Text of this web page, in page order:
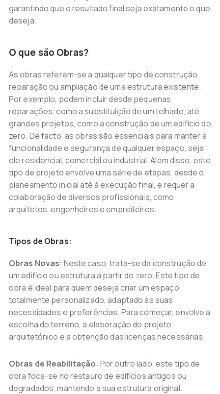
garantindo que o resultado final seja exatamente o que
deseja.
O que são Obras?
As obras referem-se a qualquer tipo de construção,
reparação ou ampliação de uma estrutura existente.
Por exemplo, podem incluir desde pequenas
reparações, como a substituição de um telhado, até
grandes projetos, como a construção de um edifício do
zero. De facto, as obras são essenciais para manter a
funcionalidade e segurança de qualquer espaço, seja
ele residencial, comercial ou industrial. Além disso, este
tipo de projeto envolve uma série de etapas, desde o
planeamento inicial até à execução final, e requer a
colaboração de diversos profissionais, como
arquitetos, engenheiros e empreiteiros.
Tipos de Obras:
Obras Novas: Neste caso, trata-se da construção de
um edifício ou estrutura a partir do zero. Este tipo de
obra é ideal para quem deseja criar um espaço
totalmente personalizado, adaptado às suas
necessidades e preferências. Para começar, envolve a
escolha do terreno, a elaboração do projeto
arquitetónico e a obtenção das licenças necessárias.
Obras de Reabilitação: Por outro lado, este tipo de
obra foca-se no restauro de edifícios antigos ou
degradados, mantendo a sua estrutura original.